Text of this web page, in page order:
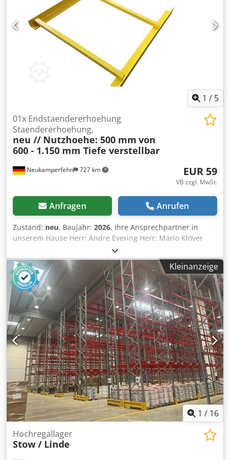
1 / 5
Neukamperfehn 727 km
01x Endstaendererhoehung
Staendererhoehung,
neu // Nutzhoehe: 500 mm von
600 - 1.150 mm Tiefe verstellbar
EUR 59
VB zzgl. MwSt.
Anfragen Anrufen
Zustand: neu, Baujahr: 2026, Ihre Ansprechpartner in
unserem Hause Herr: Andre Evering Herr: Mario Klöver
Herr: Simon Blank Im Lieferumfang enthalten: 01x
Endstaendererhoehung, neu Ausfuehrung: Universal
Materialfarbe: RAL 1018 Zinkgelb Gesamthoehe: 650 mm
Nutzhoehe: 500 mm Teleskopierbar: 600 - 1.150 mm Tiefe
Rahmenprofilabm.: 45 x 45 mm Winkel Dkodjdd Ewbepfx
Apyjr Lochraster: 5 x 25 mm Lochdurchmesser: 30 x 10 mm
Gewicht: 6,52 kg / Stck. Unsere Dienstleistungen im
Ueberblick: (Preise auf Anfrage) - Montage-, Aufbau unsere
allgemeinen Montagebedingungen sind zu beachten -
Regalpruefung Regalinspektion nach DIN EN 15635
ausgefuehrt nach den Anforderungen der BGR 234
Sichtpruefung fuer alle Regalsysteme - Anlieferung mit
unserem eigenen Fuhrpark (ohne Entladung)
Versandkosten auf Anfrage!
Kleinanzeige
1 / 16
Hochregallager
Stow / Linde